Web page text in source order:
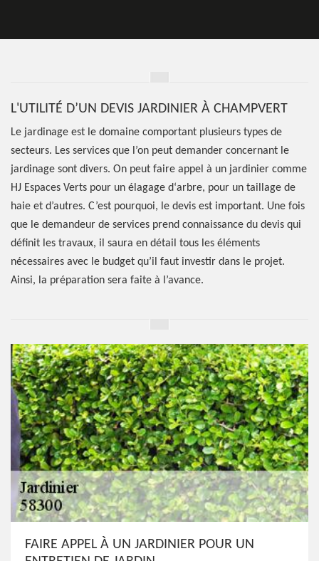
L'UTILITÉ D’UN DEVIS JARDINIER À CHAMPVERT
Le jardinage est le domaine comportant plusieurs types de
secteurs. Les services que l’on peut demander concernant le
jardinage sont divers. On peut faire appel à un jardinier comme
HJ Espaces Verts pour un élagage d‘arbre, pour un taillage de
haie et d’autres. C’est pourquoi, le devis est important. Une fois
que le demandeur de services prend connaissance du devis qui
définit les travaux, il saura en détail tous les éléments
nécessaires avec le budget qu’il faut investir dans le projet.
Ainsi, la préparation sera faite à l’avance.
FAIRE APPEL À UN JARDINIER POUR UN